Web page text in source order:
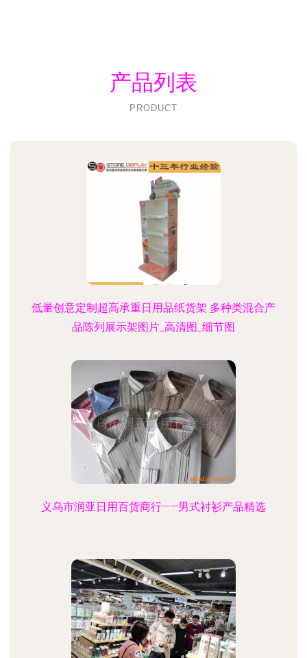
产品列表
PRODUCT
低量创意定制超高承重日用品纸货架 多种类混合产
品陈列展示架图片_高清图_细节图
义乌市润亚日用百货商行——男式衬衫产品精选